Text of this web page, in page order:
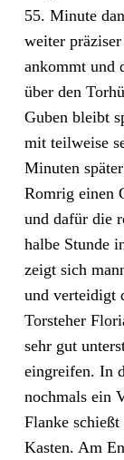
55. Minute
weiter
ankommt und
über den
Guben bleibt
mit teilweise
Minuten
Romrig einen
und dafür die
halbe Stunde
zeigt sich
und verteidigt
Torsteher
sehr gut
eingreifen. In
nochmals ein
Flanke
Kasten. Am